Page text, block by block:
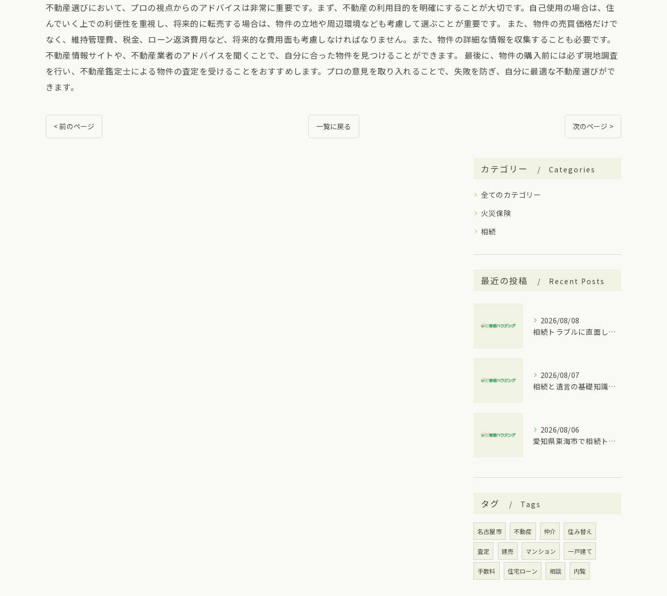
不動産選びにおいて、プロの視点からのアドバイスは非常に重要です。まず、不動産の利用目的を明確にすることが大切です。自己使用の場合は、住
んでいく上での利便性を重視し、将来的に転売する場合は、物件の立地や周辺環境なども考慮して選ぶことが重要です。 また、物件の売買価格だけで
なく、維持管理費、税金、ローン返済費用など、将来的な費用面も考慮しなければなりません。また、物件の詳細な情報を収集することも必要です。
不動産情報サイトや、不動産業者のアドバイスを聞くことで、自分に合った物件を見つけることができます。 最後に、物件の購入前には必ず現地調査
を行い、不動産鑑定士による物件の査定を受けることをおすすめします。プロの意見を取り入れることで、失敗を防ぎ、自分に最適な不動産選びがで
きます。
< 前のページ 一覧に戻る 次のページ >
カテゴリー Categories
全てのカテゴリー
火災保険
相続
最近の投稿 Recent Posts
2026/08/08
相続トラブルに直面したとき家族内で揉めやすいパターンと愛知県豊明市で行える対策
2026/08/07
相続と遺言の基礎知識を大府市の実情に合わせて分かりやすく解説
2026/08/06
愛知県東海市で相続トラブルが発生した時に取るべき具体的な手順と窓口比較
タグ Tags
名古屋市 不動産 仲介 住み替え
査定 建売 マンション 一戸建て
手数料 住宅ローン 相談 内覧